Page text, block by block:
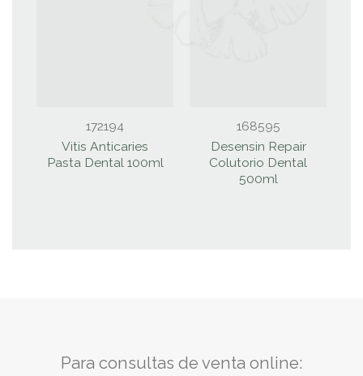
172194
Vitis Anticaries
Pasta Dental 100ml
168595
Desensin Repair
Colutorio Dental
500ml
Para consultas de venta online: